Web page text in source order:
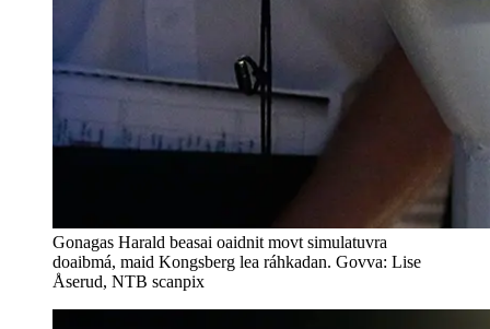
Gonagas Harald beasai oaidnit movt simulatuvra
doaibmá, maid Kongsberg lea ráhkadan. Govva: Lise
Åserud, NTB scanpix